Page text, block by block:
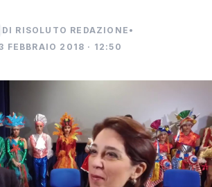
DI RISOLUTO REDAZIONE •
FEBBRAIO 2018 · 12:50